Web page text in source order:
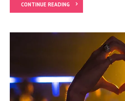
CONTINUE READING